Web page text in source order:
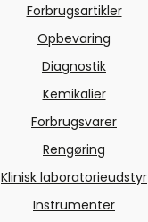
Forbrugsartikler
Opbevaring
Diagnostik
Kemikalier
Forbrugsvarer
Rengøring
Klinisk laboratorieudstyr
Instrumenter